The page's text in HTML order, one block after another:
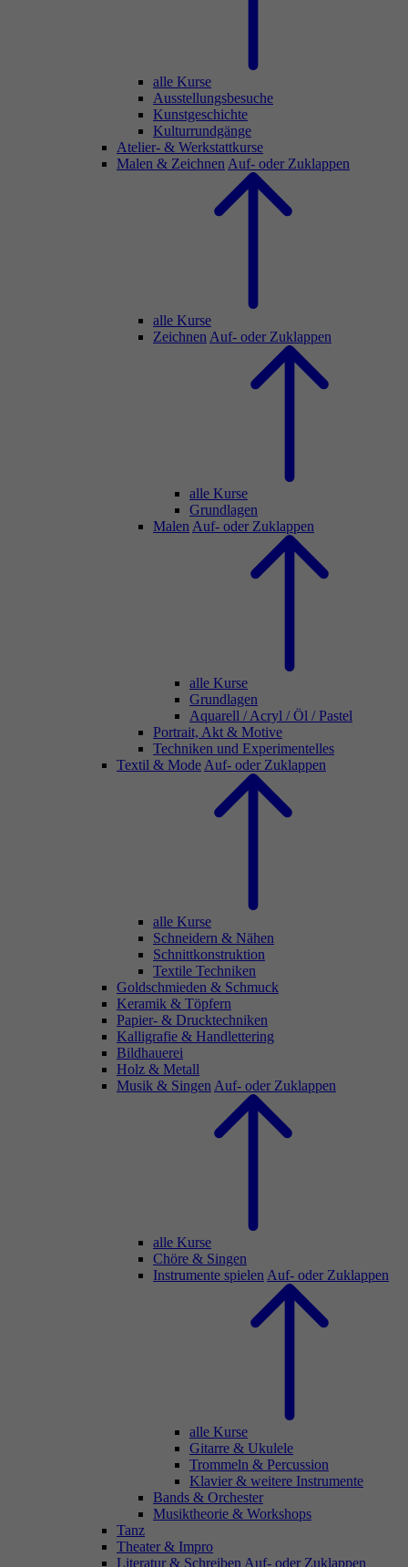
alle Kurse
Ausstellungsbesuche
Kunstgeschichte
Kulturrundgänge
Atelier- & Werkstattkurse
Malen & Zeichnen Auf- oder Zuklappen
alle Kurse
Zeichnen Auf- oder Zuklappen
alle Kurse
Grundlagen
Malen Auf- oder Zuklappen
alle Kurse
Grundlagen
Aquarell / Acryl / Öl / Pastel
Portrait, Akt & Motive
Techniken und Experimentelles
Textil & Mode Auf- oder Zuklappen
alle Kurse
Schneidern & Nähen
Schnittkonstruktion
Textile Techniken
Goldschmieden & Schmuck
Keramik & Töpfern
Papier- & Drucktechniken
Kalligrafie & Handlettering
Bildhauerei
Holz & Metall
Musik & Singen Auf- oder Zuklappen
alle Kurse
Chöre & Singen
Instrumente spielen Auf- oder Zuklappen
alle Kurse
Gitarre & Ukulele
Trommeln & Percussion
Klavier & weitere Instrumente
Bands & Orchester
Musiktheorie & Workshops
Tanz
Theater & Impro
Literatur & Schreiben Auf- oder Zuklappen